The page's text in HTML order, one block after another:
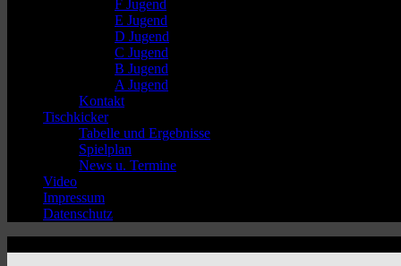
F Jugend
E Jugend
D Jugend
C Jugend
B Jugend
A Jugend
Kontakt
Tischkicker
Tabelle und Ergebnisse
Spielplan
News u. Termine
Video
Impressum
Datenschutz